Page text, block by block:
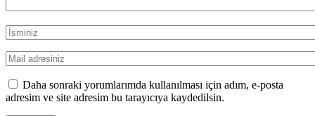
Daha sonraki yorumlarımda kullanılması için adım, e-posta
adresim ve site adresim bu tarayıcıya kaydedilsin.